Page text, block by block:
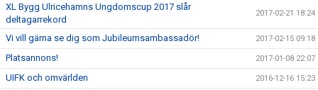
XL Bygg Ulricehamns Ungdomscup 2017 slår
deltagarrekord
2017-02-21 18:24
Vi vill gärna se dig som Jubileumsambassadör! 2017-02-15 09:18
Platsannons! 2017-01-08 22:07
UIFK och omvärlden 2016-12-16 15:23